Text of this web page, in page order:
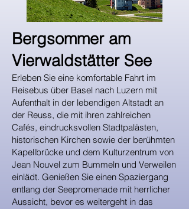
​Bergsommer am
Vierwaldstätter See
Erleben Sie eine komfortable Fahrt im
Reisebus über Basel nach Luzern mit
Aufenthalt in der lebendigen Altstadt an
der Reuss, die mit ihren zahlreichen
Cafés, eindrucksvollen Stadtpalästen,
historischen Kirchen sowie der berühmten
Kapellbrücke und dem Kulturzentrum von
Jean Nouvel zum Bummeln und Verweilen
einlädt. Genießen Sie einen Spaziergang
entlang der Seepromenade mit herrlicher
Aussicht, bevor es weitergeht in das